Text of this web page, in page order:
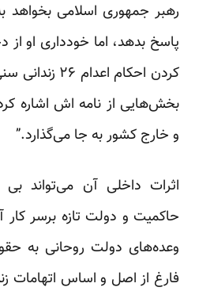
رهبر جمهوری اسلامی بخواهد
پاسخ بدهد، اما خودداری او
کردن احکام
بخش‌هایی از نامه اش اشاره
و خارج کشور به جا می‌گذارد.”
اثرات داخلی آن می‌تواند
حاکمیت و دولت تازه برسر کار
وعده‌های دولت روحانی به
فارغ از اصل و اساس اتهامات